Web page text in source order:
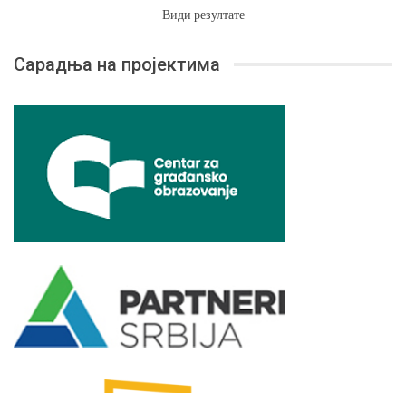
Види резултате
Сарадња на пројектима